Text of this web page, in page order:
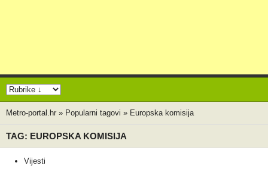
Metro-portal.hr » Popularni tagovi » Europska komisija
TAG: EUROPSKA KOMISIJA
Vijesti